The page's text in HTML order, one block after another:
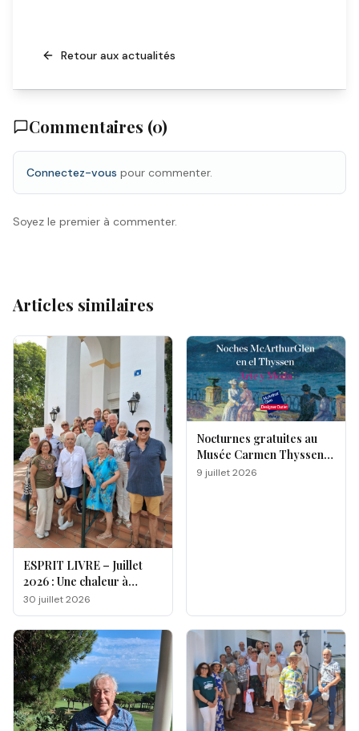
Retour aux actualités
Commentaires (0)
Connectez-vous pour commenter.
Soyez le premier à commenter.
Articles similaires
ESPRIT LIVRE – Juillet
2026 : Une chaleur à
double facette
30 juillet 2026
Nocturnes gratuites au
Musée Carmen Thyssen
de Málaga
9 juillet 2026